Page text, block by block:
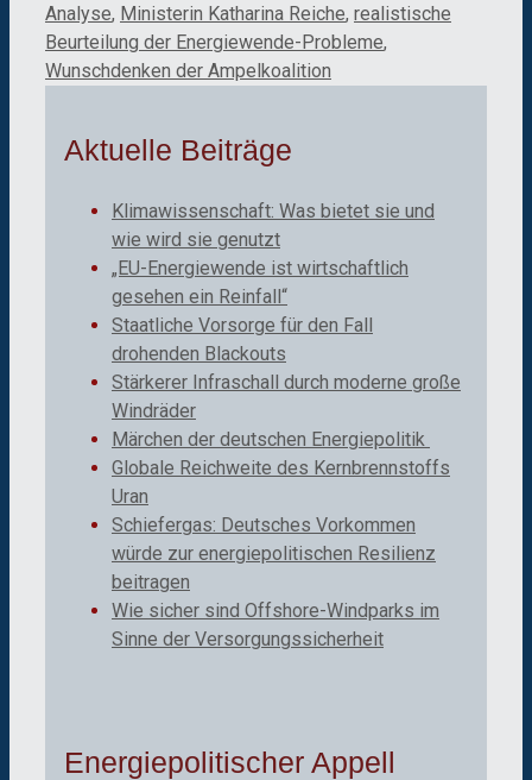
Analyse, Ministerin Katharina Reiche, realistische
Beurteilung der Energiewende-Probleme,
Wunschdenken der Ampelkoalition
Aktuelle Beiträge
Klimawissenschaft: Was bietet sie und
wie wird sie genutzt
„EU-Energiewende ist wirtschaftlich
gesehen ein Reinfall“
Staatliche Vorsorge für den Fall
drohenden Blackouts
Stärkerer Infraschall durch moderne große
Windräder
Märchen der deutschen Energiepolitik
Globale Reichweite des Kernbrennstoffs
Uran
Schiefergas: Deutsches Vorkommen
würde zur energiepolitischen Resilienz
beitragen
Wie sicher sind Offshore-Windparks im
Sinne der Versorgungssicherheit
Energiepolitischer Appell